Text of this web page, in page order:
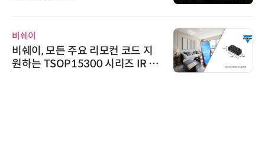
비쉐이
비쉐이, 모든 주요 리모컨 코드 지
원하는 TSOP15300 시리즈 IR 수